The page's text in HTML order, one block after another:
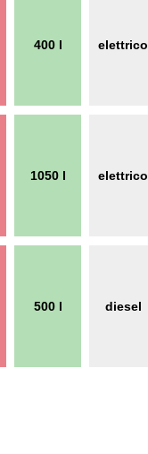
400 l elettrico
1050 l elettrico
500 l diesel